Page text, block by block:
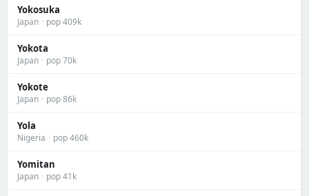
Yokosuka
Japan · pop 409k
Yokota
Japan · pop 70k
Yokote
Japan · pop 86k
Yola
Nigeria · pop 460k
Yomitan
Japan · pop 41k